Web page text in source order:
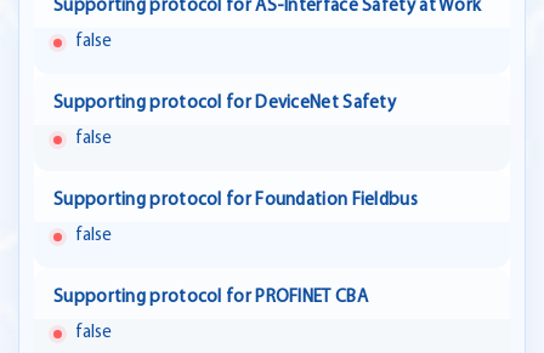
Supporting protocol for AS-Interface Safety at Work
false
Supporting protocol for DeviceNet Safety
false
Supporting protocol for Foundation Fieldbus
false
Supporting protocol for PROFINET CBA
false